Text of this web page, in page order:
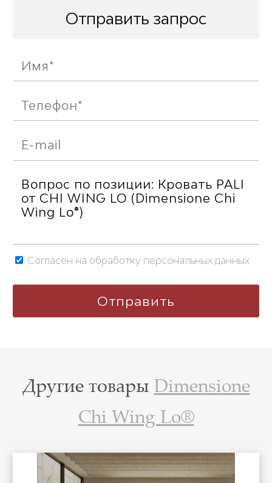
Отправить запрос
Согласен на обработку персональных данных
Другие товары Dimensione
Chi Wing Lo®